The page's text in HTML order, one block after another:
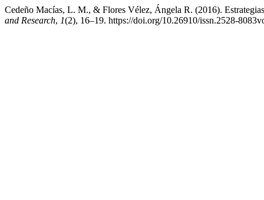
Cedeño Macías, L. M., & Flores Vélez, Ángela R. (2016).
and Research, 1(2), 16–19. https://doi.org/10.26910/issn.2528-